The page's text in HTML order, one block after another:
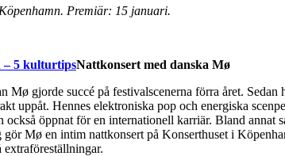
Premiär: 15 januari.
Nattkonsert med danska Mø
Mø gjorde succé på festivalscenerna förra året. Sedan
uppåt. Hennes elektroniska pop och energiska
också öppnat för en internationell karriär. Bland annat
gör Mø en intim nattkonsert på Konserthuset i
extraföreställningar.